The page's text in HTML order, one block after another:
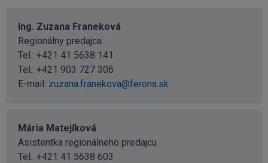
Ing. Zuzana Franeková
Regionálny predajca
Tel.: +421 41 5638 141
Tel.: +421 903 727 306
E-mail: zuzana.franekova@ferona.sk
Mária Matejíková
Asistentka regionálneho predajcu
Tel.: +421 41 5638 603